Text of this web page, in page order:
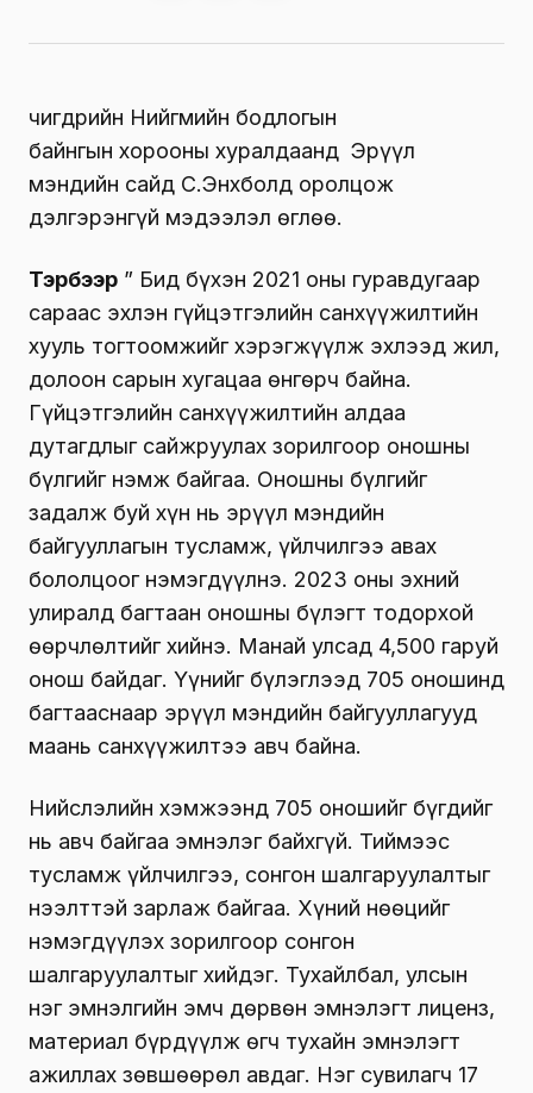
Өчигдрийн Нийгмийн бодлогын
байнгын хорооны хуралдаанд Эрүүл
мэндийн сайд С.Энхболд оролцож
дэлгэрэнгүй мэдээлэл өглөө.
Тэрбээр ” Бид бүхэн 2021 оны гуравдугаар
сараас эхлэн гүйцэтгэлийн санхүүжилтийн
хууль тогтоомжийг хэрэгжүүлж эхлээд жил,
долоон сарын хугацаа өнгөрч байна.
Гүйцэтгэлийн санхүүжилтийн алдаа
дутагдлыг сайжруулах зорилгоор оношны
бүлгийг нэмж байгаа. Оношны бүлгийг
задалж буй хүн нь эрүүл мэндийн
байгууллагын тусламж, үйлчилгээ авах
бололцоог нэмэгдүүлнэ. 2023 оны эхний
улиралд багтаан оношны бүлэгт тодорхой
өөрчлөлтийг хийнэ. Манай улсад 4,500 гаруй
онош байдаг. Үүнийг бүлэглээд 705 оношинд
багтааснаар эрүүл мэндийн байгууллагууд
маань санхүүжилтээ авч байна.
Нийслэлийн хэмжээнд 705 оношийг бүгдийг
нь авч байгаа эмнэлэг байхгүй. Тиймээс
тусламж үйлчилгээ, сонгон шалгаруулалтыг
нээлттэй зарлаж байгаа. Хүний нөөцийг
нэмэгдүүлэх зорилгоор сонгон
шалгаруулалтыг хийдэг. Тухайлбал, улсын
нэг эмнэлгийн эмч дөрвөн эмнэлэгт лиценз,
материал бүрдүүлж өгч тухайн эмнэлэгт
ажиллах зөвшөөрөл авдаг. Нэг сувилагч 17